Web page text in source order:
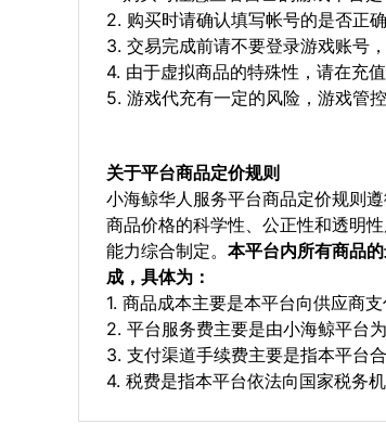
2. 购买时请确认填写帐号的是否正
3. 交易完成前请不要登录游戏账号
4. 由于虚拟商品的特殊性，请在充
5. 游戏代充有一定的风险，游戏管
关于平台商品定价规则
小海鲸华人服务平台商品定价规则
商品价格的科学性、公正性和透明
能力综合制定。 本平台内所有商品
成，具体为：
1. 商品成本主要是本平台向供应商支
2. 平台服务费主要是由小海鲸平台
3. 支付渠道手续费主要是指本平台
4. 税费是指本平台依法向国家税务